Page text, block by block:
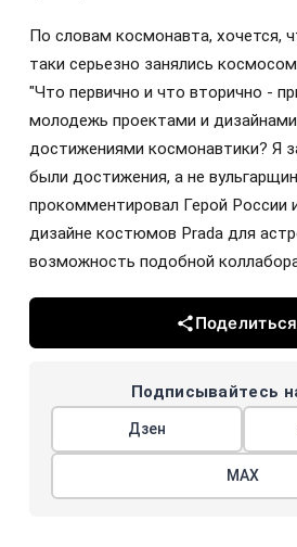
По словам космонавта, хочется,
таки серьезно занялись
"Что первично и что вторично -
молодежь проектами и
достижениями космонавтики? Я
были достижения, а не
прокомментировал Герой
дизайне костюмов Prada для
возможность подобной
Поделиться
Подписывайтесь
Дзен
МАХ